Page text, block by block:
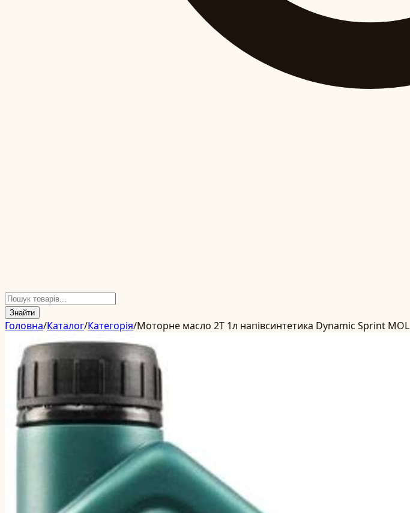
Знайти
Головна/Каталог/Категорія/Моторне масло 2T 1л напівсинтетика Dynamic Sprint MOL